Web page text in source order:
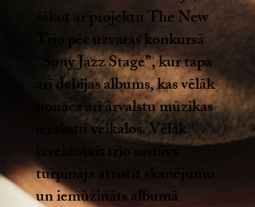
sākot ar projektu The New
Trio pēc uzvaras konkursā
“Sony Jazz Stage”, kur tapa
arī debijas albums, kas vēlāk
nonāca arī ārvalstu mūzikas
ierakstu veikalos. Vēlāk
izveidotais trio sastāvs
turpināja attīstīt skanējumu
un iemūžināts albumā